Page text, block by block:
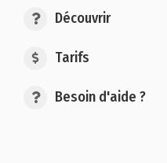
Découvrir
Tarifs
Besoin d'aide ?